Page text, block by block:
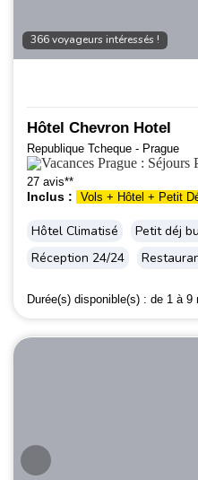
366 voyageurs intéressés !
Hôtel Chevron Hotel
Republique Tcheque - Prague
27 avis**
Inclus : Vols + Hôtel + Petit
Hôtel Climatisé Petit déj
Réception 24/24
Durée(s) disponible(s) : de 1 à 9